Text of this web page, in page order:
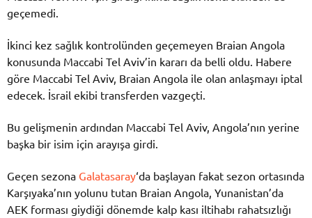
geçemedi.
İkinci kez sağlık kontrolünden geçemeyen Braian Angola
konusunda Maccabi Tel Aviv’in kararı da belli oldu. Habere
göre Maccabi Tel Aviv, Braian Angola ile olan anlaşmayı iptal
edecek. İsrail ekibi transferden vazgeçti.
Bu gelişmenin ardından Maccabi Tel Aviv, Angola’nın yerine
başka bir isim için arayışa girdi.
Geçen sezona Galatasaray‘da başlayan fakat sezon ortasında
Karşıyaka’nın yolunu tutan Braian Angola, Yunanistan’da
AEK forması giydiği dönemde kalp kası iltihabı rahatsızlığı